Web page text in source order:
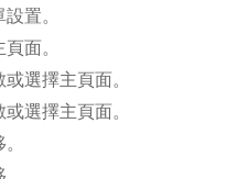
置。
面。
選擇主頁面。
選擇主頁面。
。
。